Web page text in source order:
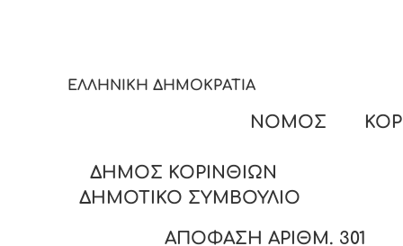
ΕΛΛΗΝΙΚΗ
ΝΟΜΟΣ
ΔΗΜΟΣ ΚΟΡΙΝΘΙΩΝ
ΔΗΜΟΤΙΚΟ ΣΥΜΒΟΥΛΙΟ
ΑΠΟΦΑΣΗ ΑΡΙΘΜ. 301